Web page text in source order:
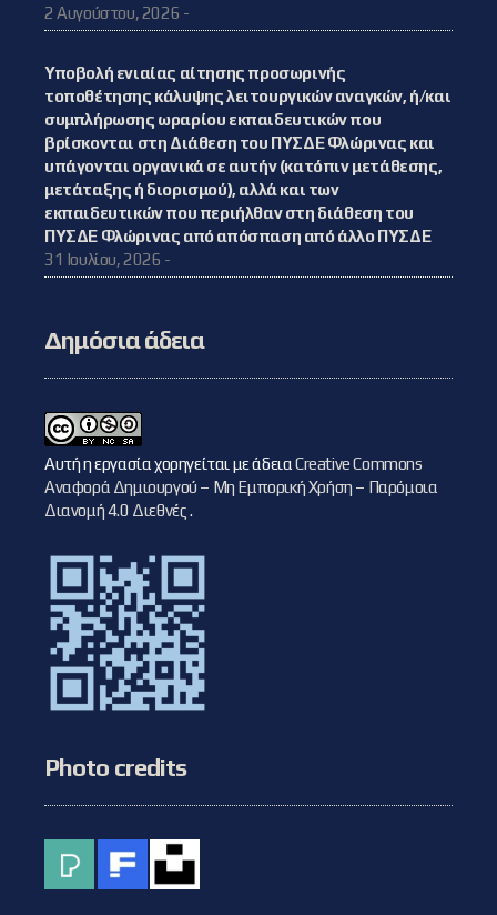
2 Αυγούστου, 2026 -
Υποβολή ενιαίας αίτησης προσωρινής
τοποθέτησης κάλυψης λειτουργικών αναγκών, ή/και
συμπλήρωσης ωραρίου εκπαιδευτικών που
βρίσκονται στη Διάθεση του ΠΥΣΔΕ Φλώρινας και
υπάγονται οργανικά σε αυτήν (κατόπιν μετάθεσης,
μετάταξης ή διορισμού), αλλά και των
εκπαιδευτικών που περιήλθαν στη διάθεση του
ΠΥΣΔΕ Φλώρινας από απόσπαση από άλλο ΠΥΣΔΕ
31 Ιουλίου, 2026 -
Δημόσια άδεια
Αυτή η εργασία χορηγείται με άδειαCreative Commons
Αναφορά Δημιουργού – Μη Εμπορική Χρήση – Παρόμοια
Διανομή 4.0 Διεθνές.
Photo credits